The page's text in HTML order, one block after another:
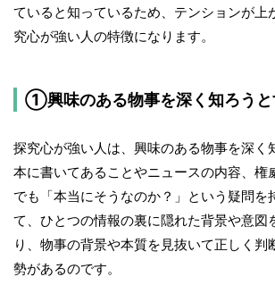
ていると知っているため、テンションが上
究心が強い人の特徴になります。
①興味のある物事を深く知ろうと
探究心が強い人は、興味のある物事を深く
本に書いてあることやニュースの内容、権
でも「本当にそうなのか？」という疑問を
て、ひとつの情報の裏に隠れた背景や意図
り、物事の背景や本質を見抜いて正しく判
勢があるのです。